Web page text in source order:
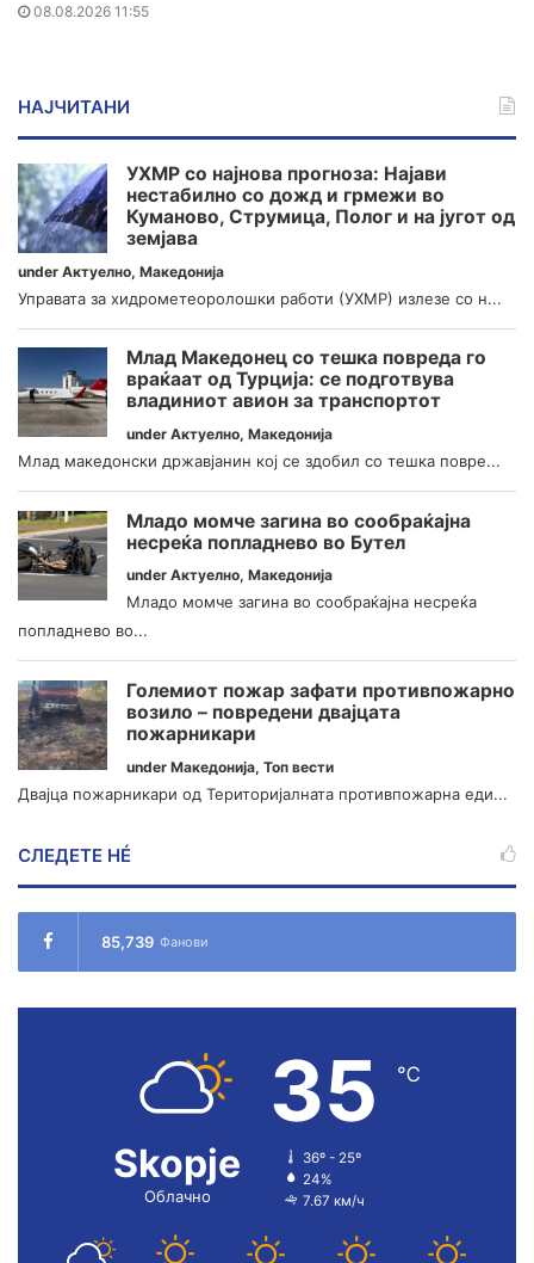
08.08.2026 11:55
НАЈЧИТАНИ
УХМР со најнова прогноза: Најави
нестабилно со дожд и грмежи во
Куманово, Струмица, Полог и на југот од
земјава
under Актуелно, Македонија
Управата за хидрометеоролошки работи (УХМР) излезе со н...
Млад Македонец со тешка повреда го
враќаат од Турција: се подготвува
владиниот авион за транспортот
under Актуелно, Македонија
Млад македонски државјанин кој се здобил со тешка повре...
Младо момче загина во сообраќајна
несреќа попладнево во Бутел
under Актуелно, Македонија
Младо момче загина во сообраќајна несреќа
попладнево во...
Големиот пожар зафати противпожарно
возило – повредени двајцата
пожарникари
under Македонија, Топ вести
Двајца пожарникари од Територијалната противпожарна еди...
СЛЕДЕТЕ НÉ
85,739 Фанови
Skopje
Облачно
35 ℃
36º - 25º
24%
7.67 км/ч